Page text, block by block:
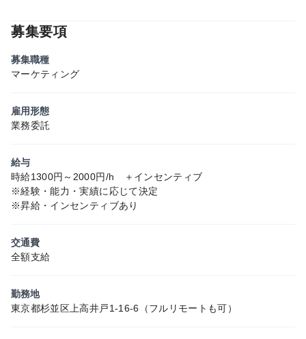
募集要項
募集職種
マーケティング
雇用形態
業務委託
給与
時給1300円～2000円/h ＋インセンティブ
※経験・能力・実績に応じて決定
※昇給・インセンティブあり
交通費
全額支給
勤務地
東京都杉並区上高井戸1-16-6（フルリモートも可）